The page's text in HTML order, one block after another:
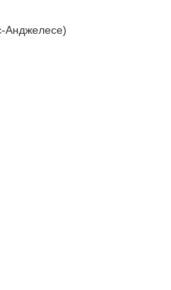
Анджелесе)